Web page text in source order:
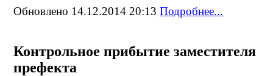
Обновлено 14.12.2014 20:13Подробнее...
Контрольное прибытие заместителя
префекта